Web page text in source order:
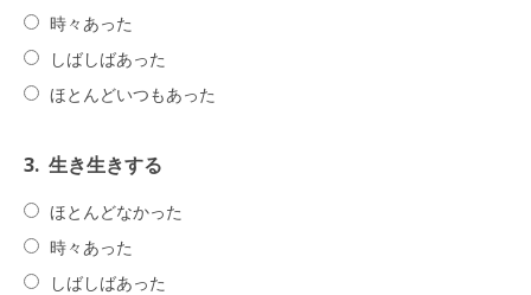
時々あった
しばしばあった
ほとんどいつもあった
3. 生き生きする
ほとんどなかった
時々あった
しばしばあった